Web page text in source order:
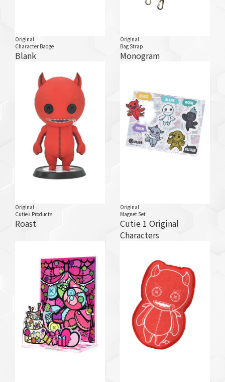
Original
Character Badge
Blank
Original
Bag Strap
Monogram
Original
Cutie1 Products
Roast
Original
Magnet Set
Cutie 1 Original
Characters